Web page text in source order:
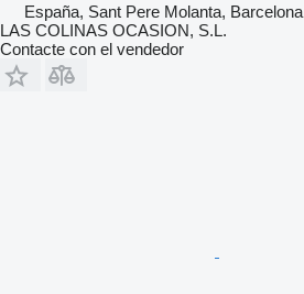
España, Sant Pere Molanta, Barcelona
LAS COLINAS OCASION, S.L.
Contacte con el vendedor